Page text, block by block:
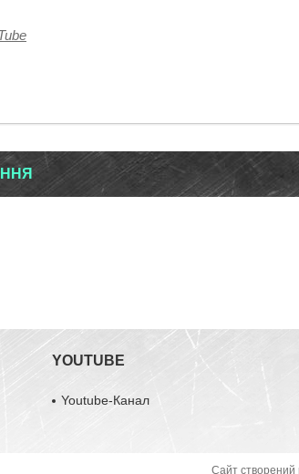
YOUTUBE
Youtube-Канал
Сайт створений